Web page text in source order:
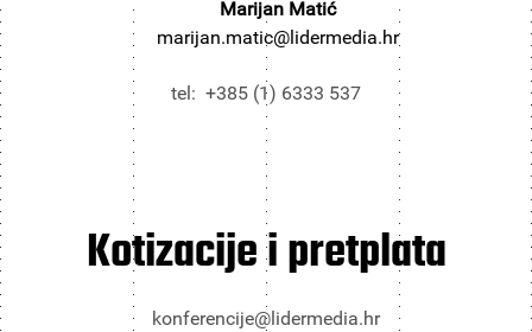
Marijan Matić
marijan.matic@lidermedia.hr
tel: +385 (1) 6333 537
Kotizacije i pretplata
konferencije@lidermedia.hr